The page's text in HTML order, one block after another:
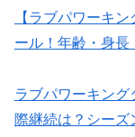
【ラブパワーキ
ール！年齢・身長
ラブパワーキング
際継続は？シーズ